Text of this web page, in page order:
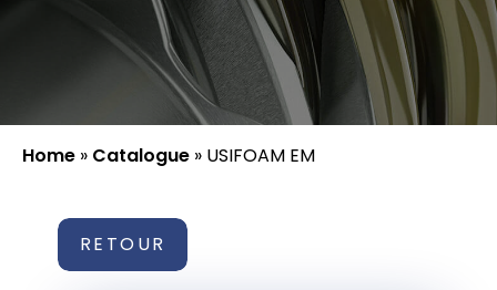
Home » Catalogue » USIFOAM EM
RETOUR